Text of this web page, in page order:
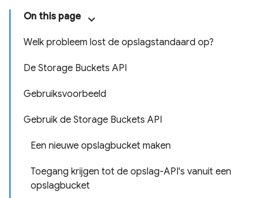
On this page
Welk probleem lost de opslagstandaard op?
De Storage Buckets API
Gebruiksvoorbeeld
Gebruik de Storage Buckets API
Een nieuwe opslagbucket maken
Toegang krijgen tot de opslag-API's vanuit een
opslagbucket